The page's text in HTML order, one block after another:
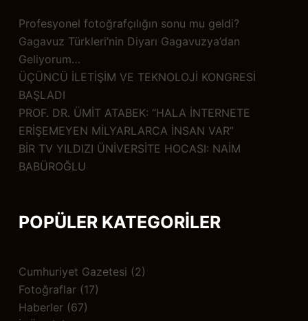
Profesyonel fotoğrafçılığın sonu mu geldi?
Gagavuz Türkleri’nin Diyarı Gagavuzya’dan
Geliyorum…
ÜÇÜNCÜ İLETİŞİM VE TEKNOLOJİ KONGRESİ
BAŞLADI
PROF. DR. ÜMİT ATABEK: “HALA İNTERNETE
ERİŞEMEYEN MİLYARLARCA İNSAN VAR”
BİR TV YILDIZI ÜNİVERSİTE HOCASI: NAİM
BABÜROĞLU
POPÜLER KATEGORİLER
Cumhuriyet Gazetesi (2)
Fotoğraflar(17)
Haberler(67)